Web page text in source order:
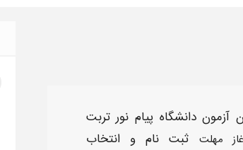
دانشگاه پیام نور تربت
مهلت ثبت نام و انتخاب